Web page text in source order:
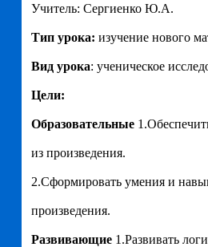
Учитель: Сергиенко Ю.А.
Тип урока: изучение нового
Вид урока: ученическое
Цели:
Образовательные
из произведения.
2.Сформировать умения и
произведения.
Развивающие 1.Развивать